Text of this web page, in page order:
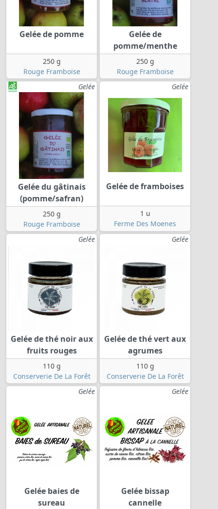
Gelée de pomme
250 g
Rouge Framboise
Gelée de
pomme/menthe
250 g
Rouge Framboise
Gelée
Gelée du gâtinais
(pomme/safran)
250 g
Rouge Framboise
Gelée
Gelée de framboises
1 u
Ferme Des Moenes
Gelée
Gelée de thé noir aux
fruits rouges
110 g
Conserverie De La Forêt
Gelée
Gelée de thé vert aux
agrumes
110 g
Conserverie De La Forêt
Gelée
Gelée baies de
sureau
Gelée
Gelée bissap
cannelle